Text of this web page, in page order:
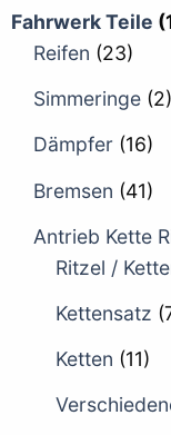
Fahrwerk Teile
Reifen (23)
Simmeringe (2)
Dämpfer (16)
Bremsen (41)
Antrieb Kette
Ritzel /
Kettensatz
Ketten (11)